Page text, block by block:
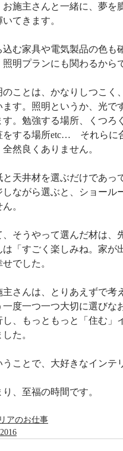
お施主さんと一緒に、夢を
いてきます。
込む家具や電気製品の色も
照明プランにも関わるから
のことは、かなりしつこく
ます。照明というか、光で
す。勉強する場所、くつろ
をする場所etc…　それらに
全然良くありません。
と天井材を選ぶだけであっ
しながら選ぶと、ショール
。
、そうやって選んだ材は、
は「すごく楽しみね。家が
せでした。
主さんは、とりあえずで考
一度一つ一つ大切に選びな
し、もっともっと「住む」
した。
うことで、大好きなインテ
り、至福の時間です。
アのお仕事